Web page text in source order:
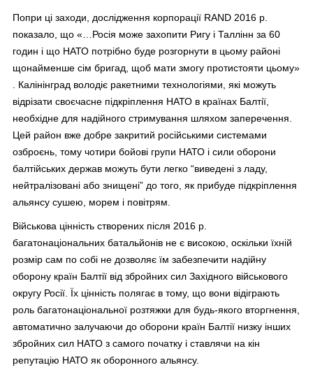
Попри ці заходи, дослідження корпорації RAND 2016 р.
показало, що «…Росія може захопити Ригу і Таллінн за 60
годин і що НАТО потрібно буде розгорнути в цьому районі
щонайменше сім бригад, щоб мати змогу протистояти цьому»
. Калінінград володіє ракетними технологіями, які можуть
відрізати своєчасне підкріплення НАТО в країнах Балтії,
необхідне для надійного стримування шляхом заперечення.
Цей район вже добре закритий російськими системами
озброєнь, тому чотири бойові групи НАТО і сили оборони
балтійських держав можуть бути легко “виведені з ладу,
нейтралізовані або знищені” до того, як прибуде підкріплення
альянсу сушею, морем і повітрям.
Військова цінність створених після 2016 р.
багатонаціональних батальйонів не є високою, оскільки їхній
розмір сам по собі не дозволяє їм забезпечити надійну
оборону країн Балтії від збройних сил Західного військового
округу Росії. Їх цінність полягає в тому, що вони відіграють
роль багатонаціональної розтяжки для будь-якого вторгнення,
автоматично залучаючи до оборони країн Балтії низку інших
збройних сил НАТО з самого початку і ставлячи на кін
репутацію НАТО як оборонного альянсу.